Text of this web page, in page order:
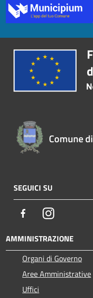
Comune
SEGUICI SU
FacebookInstagram
AMMINISTRAZIONE
Organi di Governo
Aree Amministrative
Uffici